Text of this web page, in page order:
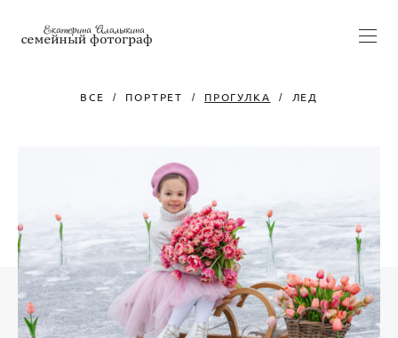
ВСЕ ПОРТРЕТ ПРОГУЛКА ЛЕД